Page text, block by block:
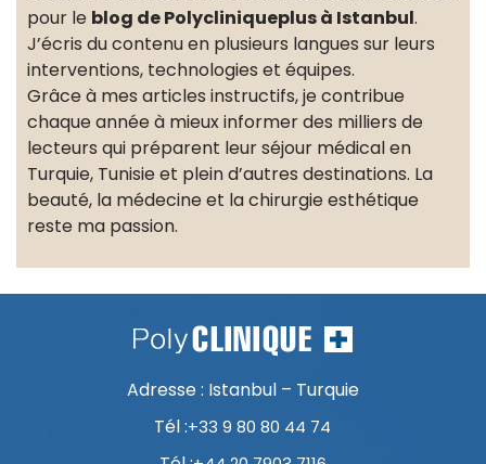
pour le blog de Polycliniqueplus à Istanbul.
J’écris du contenu en plusieurs langues sur leurs
interventions, technologies et équipes.
Grâce à mes articles instructifs, je contribue
chaque année à mieux informer des milliers de
lecteurs qui préparent leur séjour médical en
Turquie, Tunisie et plein d’autres destinations. La
beauté, la médecine et la chirurgie esthétique
reste ma passion.
Adresse : Istanbul – Turquie
Tél :+33 9 80 80 44 74